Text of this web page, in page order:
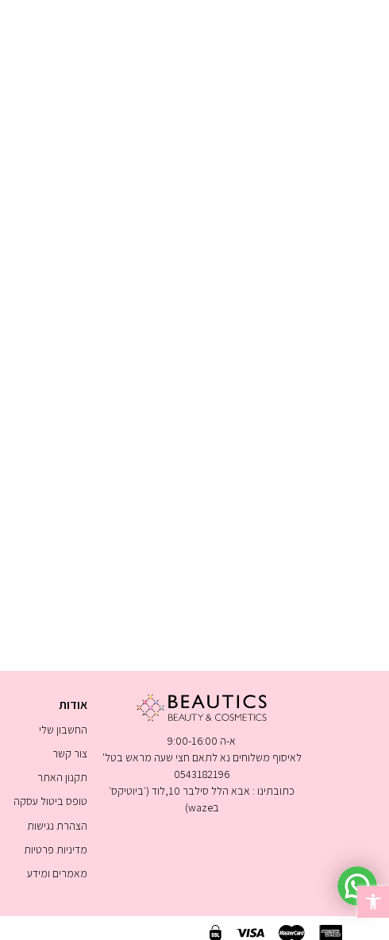
אודות
החשבון שלי
צור קשר
תקנון האתר
טופס ביטול עסקה
הצהרת נגישות
מדיניות פרטיות
מאמרים ומידע
א-ה 9:00-16:00
לאיסוף משלוחים נא לתאם חצי שעה מראש בטל'
0543182196
כתובתינו : אבא הלל סילבר 10,לוד (׳ביוטיקס׳
בwaze)
פתח סרגל נגישות